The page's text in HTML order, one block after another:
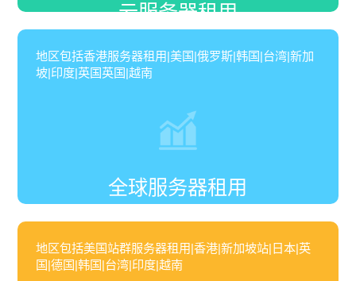
云服务器租用
地区包括香港服务器租用|美国|俄罗斯|韩国|台湾|新加
坡|印度|英国英国|越南
全球服务器租用
地区包括美国站群服务器租用|香港|新加坡站|日本|英
国|德国|韩国|台湾|印度|越南